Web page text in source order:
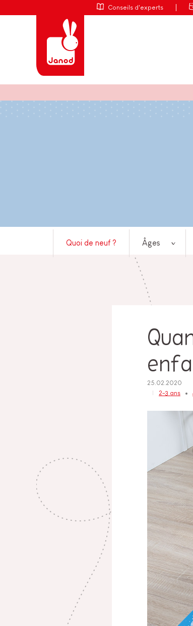
Conseils d'experts
Quoi de neuf ? Âges
25.02.2020
2-3 ans